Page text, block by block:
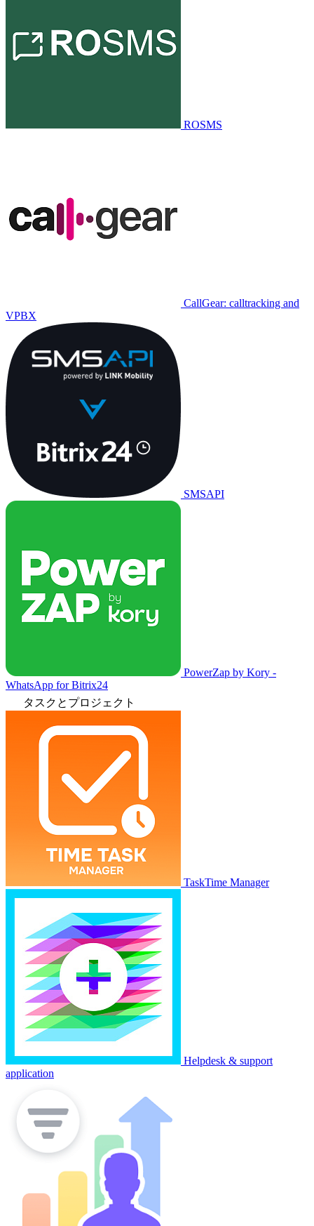
ROSMS
CallGear: calltracking and
VPBX
SMSAPI
PowerZap by Kory -
WhatsApp for Bitrix24
タスクとプロジェクト
TaskTime Manager
Helpdesk & support
application